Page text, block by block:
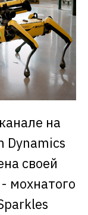
на
Dynamics
своей
мохнатого